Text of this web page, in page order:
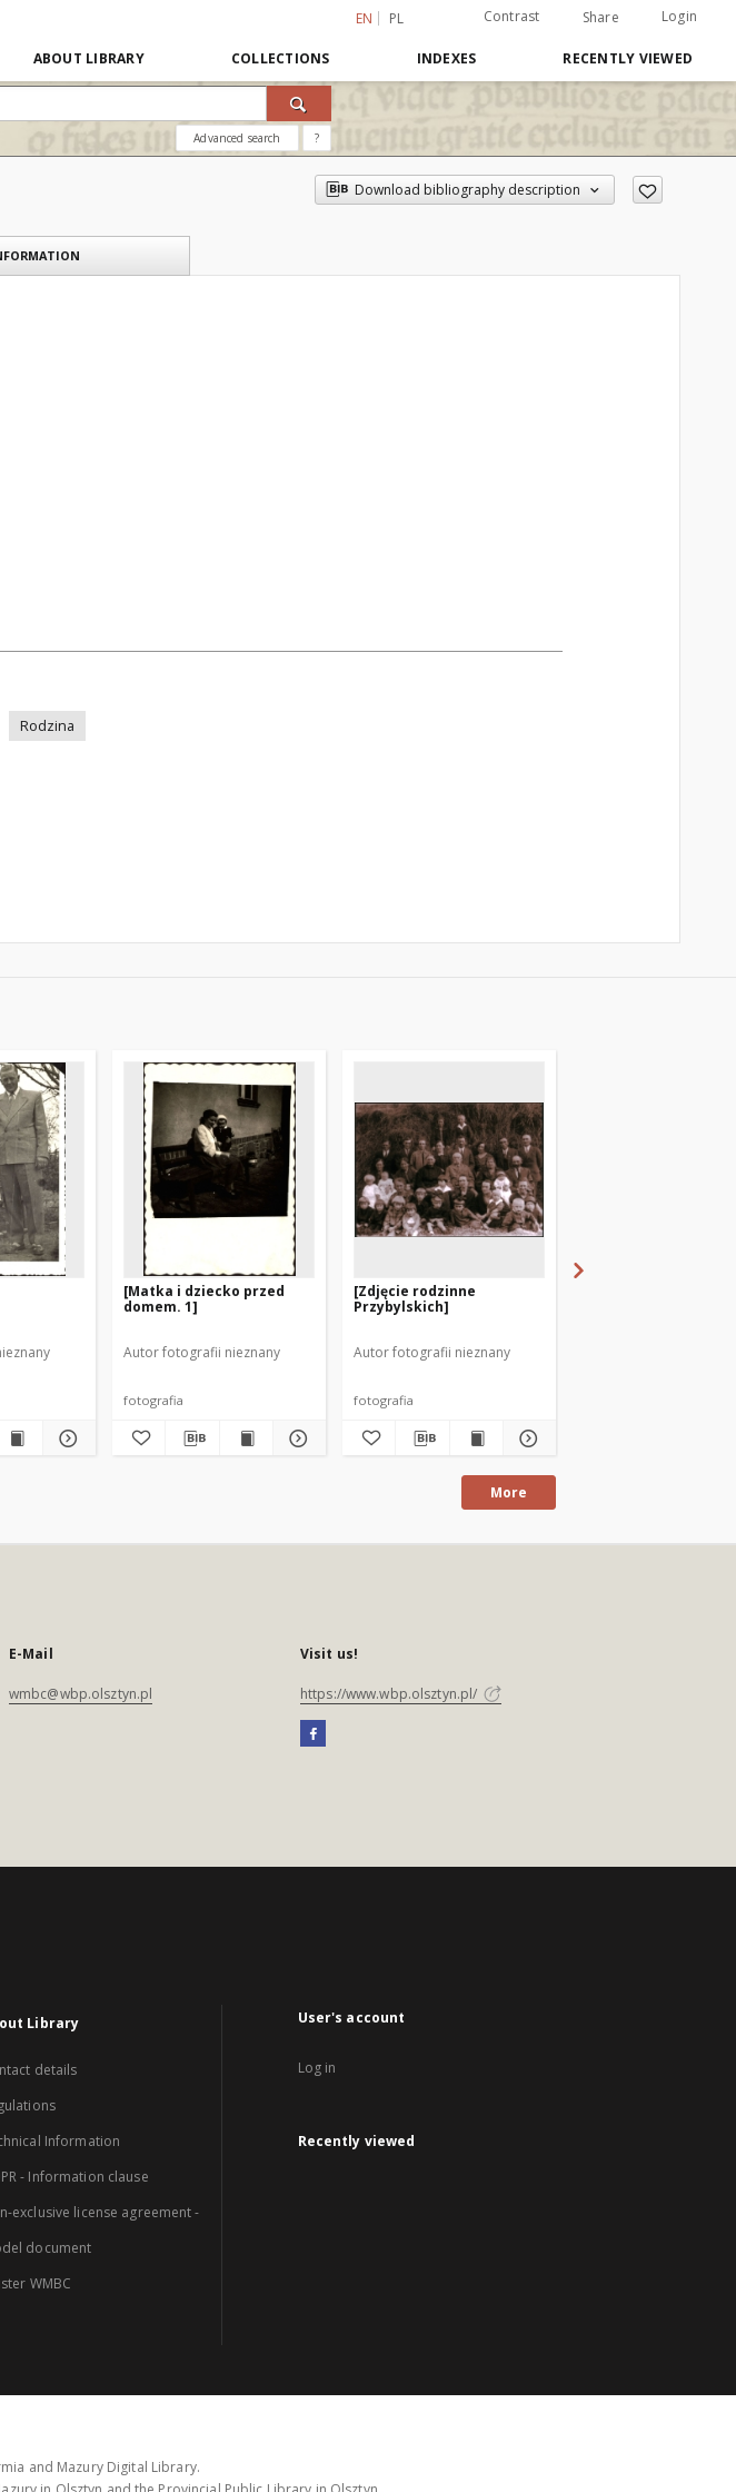
EN PL Contrast Share Login
ABOUT LIBRARY COLLECTIONS INDEXES RECENTLY VIEWED
Advanced search ?
Download bibliography description
Rodzina
[Matka i dziecko przed
domem. 1]
Autor fotografii nieznany
fotografia
[Zdjęcie rodzinne
Przybylskich]
Autor fotografii nieznany
fotografia
More
E-Mail
wmbc@wbp.olsztyn.pl
Visit us!
https://www.wbp.olsztyn.pl/
Library
details
Information
- Information clause
exclusive license agreement -
document
WMBC
User's account
Log in
Recently viewed
and Mazury Digital Library.